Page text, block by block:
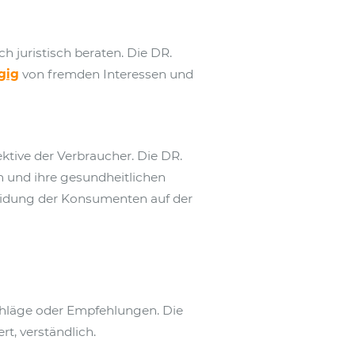
juristisch beraten. Die DR.
von fremden Interessen und
der Verbraucher. Die DR.
und ihre gesundheitlichen
der Konsumenten auf der
oder Empfehlungen. Die
verständlich.